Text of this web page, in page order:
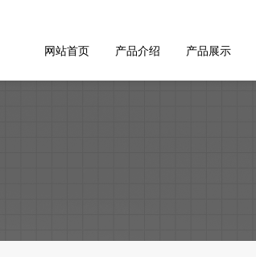
网站首页 产品介绍 产品展示